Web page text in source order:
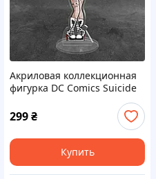
Акриловая коллекционная
фигурка DC Comics Suicide
Харли Квинн 15 см
299₴
Купить